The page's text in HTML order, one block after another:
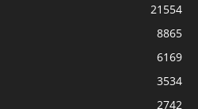
21554
8865
6169
3534
2742